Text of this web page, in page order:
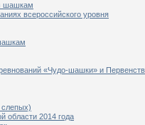
шашкам
всероссийского уровня
«Чудо-шашки» и
области 2014 года